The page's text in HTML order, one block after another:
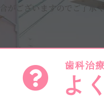
がございますのでご了承
歯科治
よ